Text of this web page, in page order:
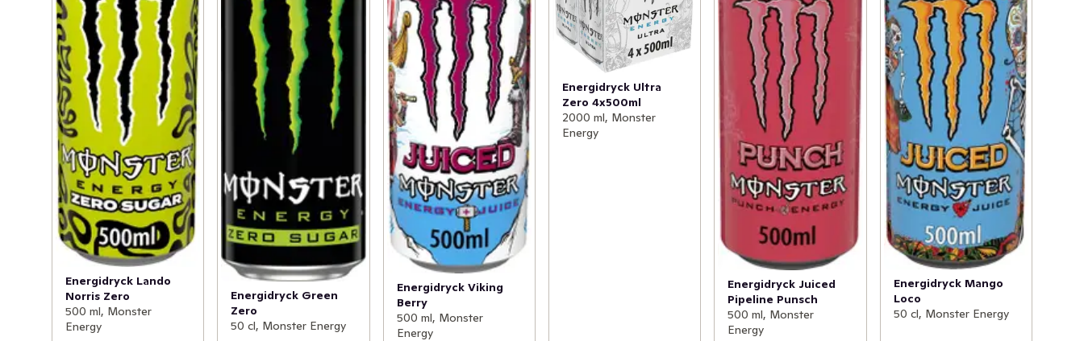
Energidryck Lando
Norris Zero
500 ml, Monster
Energy
Energidryck Green
Zero
50 cl, Monster Energy
Energidryck Viking
Berry
500 ml, Monster
Energy
Energidryck Ultra
Zero 4x500ml
2000 ml, Monster
Energy
Energidryck Juiced
Pipeline Punsch
500 ml, Monster
Energy
Energidryck Mango
Loco
50 cl, Monster Energy